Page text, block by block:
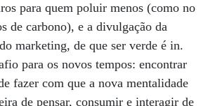
para quem poluir menos (como no
de carbono), e a divulgação da
marketing, de que ser verde é in.
para os novos tempos: encontrar
fazer com que a nova mentalidade
de pensar, consumir e interagir de